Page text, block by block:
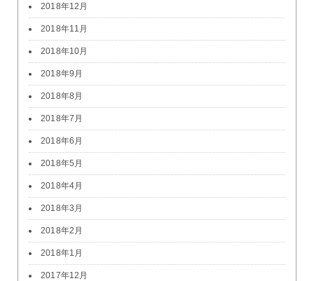
2018年12月
2018年11月
2018年10月
2018年9月
2018年8月
2018年7月
2018年6月
2018年5月
2018年4月
2018年3月
2018年2月
2018年1月
2017年12月